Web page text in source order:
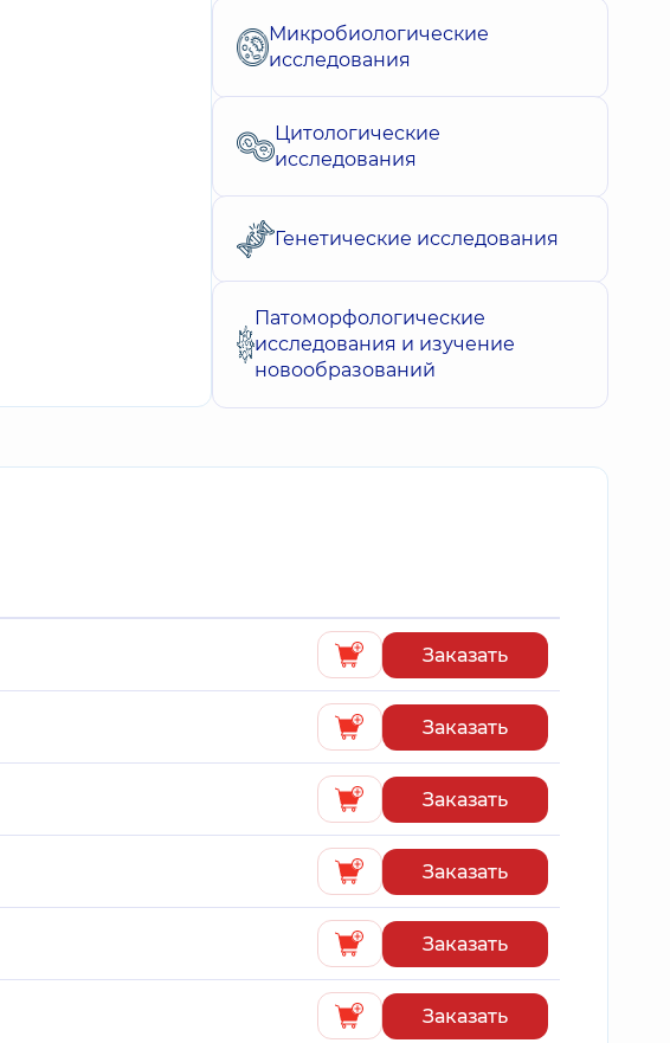
Микробиологические
исследования
Цитологические
исследования
Генетические исследования
Патоморфологические
исследования и изучение
новообразований
Заказать
Заказать
Заказать
Заказать
Заказать
Заказать